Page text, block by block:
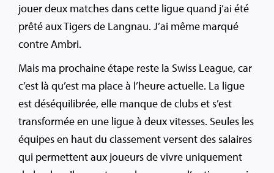
jouer deux matches dans cette ligue quand j’ai été
prêté aux Tigers de Langnau. J’ai même marqué
contre Ambri.
Mais ma prochaine étape reste la Swiss League, car
c’est là qu’est ma place à l’heure actuelle. La ligue
est déséquilibrée, elle manque de clubs et s’est
transformée en une ligue à deux vitesses. Seules les
équipes en haut du classement versent des salaires
qui permettent aux joueurs de vivre uniquement